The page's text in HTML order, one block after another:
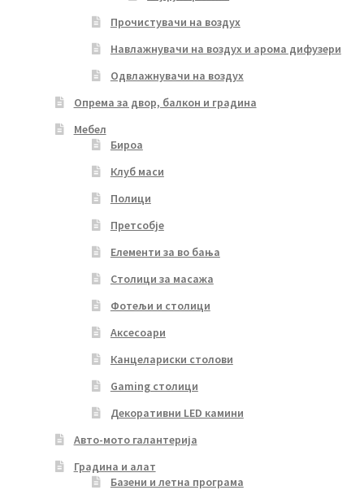
Прочистувачи на воздух
Навлажнувачи на воздух и арома дифузери
Одвлажнувачи на воздух
Опрема за двор, балкон и градина
Мебел
Бироа
Клуб маси
Полици
Претсобје
Елементи за во бања
Столици за масажа
Фотељи и столици
Аксесоари
Канцелариски столови
Gaming столици
Декоративни LED камини
Авто-мото галантерија
Градина и алат
Базени и летна програма